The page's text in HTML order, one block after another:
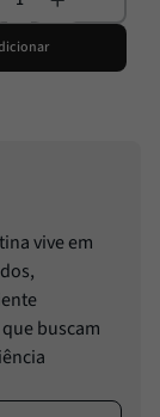
vive em
buscam